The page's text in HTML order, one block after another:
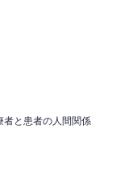
と患者の人間関係